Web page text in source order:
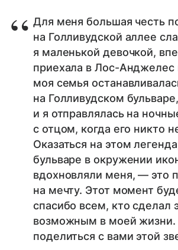
Для меня большая честь
на Голливудской аллее
я маленькой девочкой,
приехала в Лос-Анджелес
моя семья
на Голливудском бульваре,
и я отправлялась на
с отцом, когда его никто
Оказаться на этом
бульваре в окружении
вдохновляли меня, — это
на мечту. Этот момент
спасибо всем, кто сделал
возможным в моей жизни.
поделиться с вами этой